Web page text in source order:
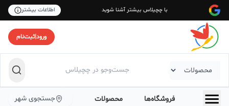
با چچیلاس بیشتر آشنا شوید اطلاعات بیشتر
ورود|ثبت‌نام
فروشگاه‌ها محصولات جستجوی شهر